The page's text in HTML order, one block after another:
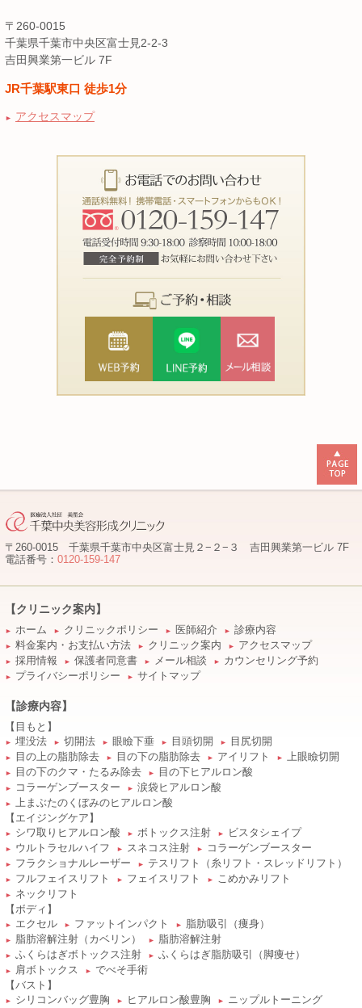
〒260-0015
千葉県千葉市中央区富士見2-2-3
吉田興業第一ビル 7F
JR千葉駅東口 徒歩1分
► アクセスマップ
〒260-0015 千葉県千葉市中央区富士見２−２−３ 吉田興業第一ビル 7F
電話番号： 0120-159-147
【クリニック案内】
► ホーム ► クリニックポリシー ► 医師紹介 ► 診療内容
► 料金案内・お支払い方法 ► クリニック案内 ► アクセスマップ
► 採用情報 ► 保護者同意書 ► メール相談 ► カウンセリング予約
► プライバシーポリシー ► サイトマップ
【診療内容】
【目もと】
► 埋没法 ► 切開法 ► 眼瞼下垂 ► 目頭切開 ► 目尻切開
► 目の上の脂肪除去 ► 目の下の脂肪除去 ► アイリフト ► 上眼瞼切開
► 目の下のクマ・たるみ除去 ► 目の下ヒアルロン酸
► コラーゲンブースター ► 涙袋ヒアルロン酸
►
上まぶたのくぼみのヒアルロン酸
【エイジングケア】
► シワ取りヒアルロン酸 ► ボトックス注射 ► ビスタシェイプ
► ウルトラセルハイフ ► スネコス注射 ► コラーゲンブースター
► フラクショナルレーザー ► テスリフト（糸リフト・スレッドリフト）
► フルフェイスリフト ► フェイスリフト ► こめかみリフト
►
ネックリフト
【ボディ】
► エクセル ► ファットインパクト ► 脂肪吸引（痩身）
► 脂肪溶解注射（カベリン） ► 脂肪溶解注射
► ふくらはぎボトックス注射 ► ふくらはぎ脂肪吸引（脚痩せ）
► 肩ボトックス ►
でべそ手術
【バスト】
► シリコンバッグ豊胸 ► ヒアルロン酸豊胸 ► ニップルトーニング